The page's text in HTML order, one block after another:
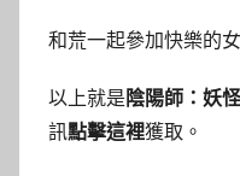
和荒一起參加快樂的
以上就是 陰陽師：妖
訊點擊這裡獲取。